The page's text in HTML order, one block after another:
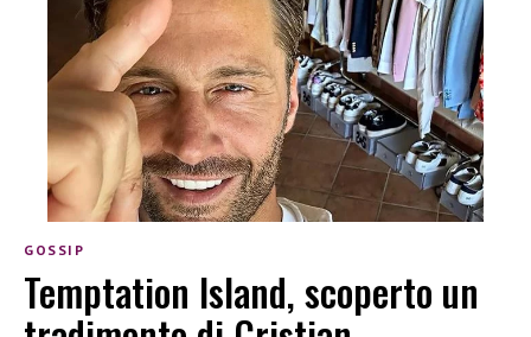
GOSSIP
Temptation Island, scoperto un